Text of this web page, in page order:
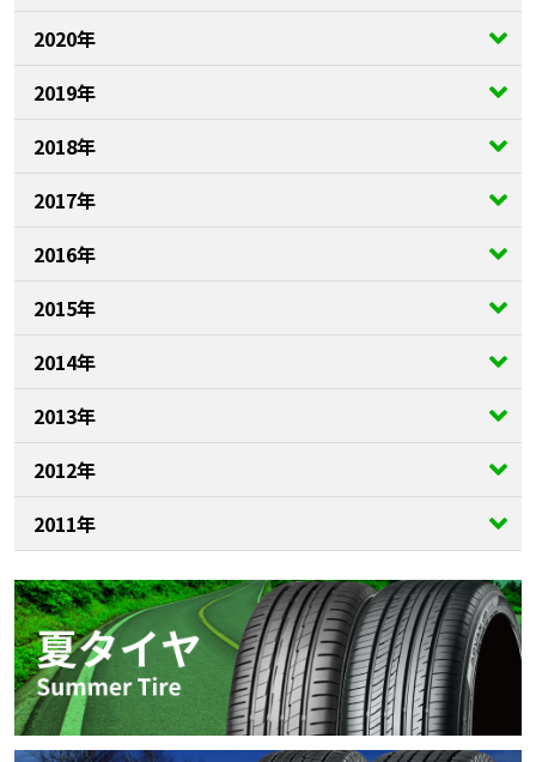
2020年
2019年
2018年
2017年
2016年
2015年
2014年
2013年
2012年
2011年